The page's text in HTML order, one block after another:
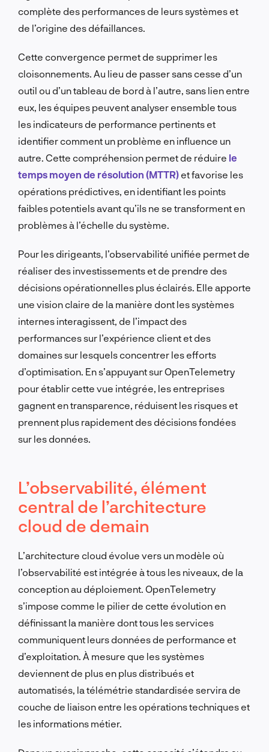
complète des performances de leurs systèmes et
de l’origine des défaillances.
Cette convergence permet de supprimer les
cloisonnements. Au lieu de passer sans cesse d’un
outil ou d’un tableau de bord à l’autre, sans lien entre
eux, les équipes peuvent analyser ensemble tous
les indicateurs de performance pertinents et
identifier comment un problème en influence un
autre. Cette compréhension permet de réduire le
temps moyen de résolution (MTTR) et favorise les
opérations prédictives, en identifiant les points
faibles potentiels avant qu’ils ne se transforment en
problèmes à l’échelle du système.
Pour les dirigeants, l’observabilité unifiée permet de
réaliser des investissements et de prendre des
décisions opérationnelles plus éclairés. Elle apporte
une vision claire de la manière dont les systèmes
internes interagissent, de l’impact des
performances sur l’expérience client et des
domaines sur lesquels concentrer les efforts
d’optimisation. En s’appuyant sur OpenTelemetry
pour établir cette vue intégrée, les entreprises
gagnent en transparence, réduisent les risques et
prennent plus rapidement des décisions fondées
sur les données.
L’observabilité, élément
central de l’architecture
cloud de demain
L’architecture cloud évolue vers un modèle où
l’observabilité est intégrée à tous les niveaux, de la
conception au déploiement. OpenTelemetry
s’impose comme le pilier de cette évolution en
définissant la manière dont tous les services
communiquent leurs données de performance et
d’exploitation. À mesure que les systèmes
deviennent de plus en plus distribués et
automatisés, la télémétrie standardisée servira de
couche de liaison entre les opérations techniques et
les informations métier.